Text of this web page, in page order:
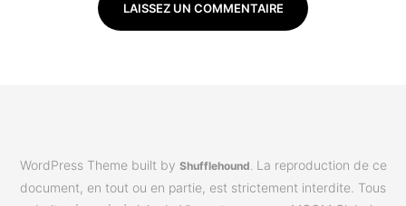
LAISSEZ UN COMMENTAIRE
WordPress Theme built by Shufflehound. La reproduction de ce
document, en tout ou en partie, est strictement interdite. Tous